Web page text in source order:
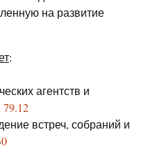
на развитие
:
агентств и
79.12
встреч, собраний и